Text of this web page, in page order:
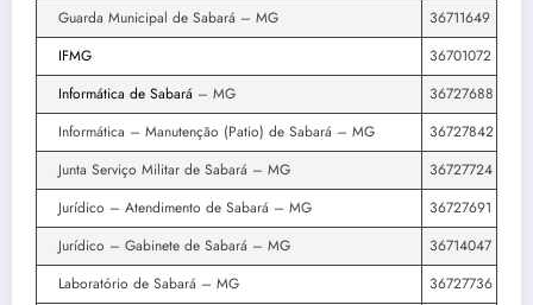
Guarda Municipal de Sabará – MG
36711649
IFMG
36701072
Informática de Sabará – MG
36727688
Informática – Manutenção (Patio) de Sabará – MG
36727842
Junta Serviço Militar de Sabará – MG
36727724
Jurídico – Atendimento de Sabará – MG
36727691
Jurídico – Gabinete de Sabará – MG
36714047
Laboratório de Sabará – MG
36727736